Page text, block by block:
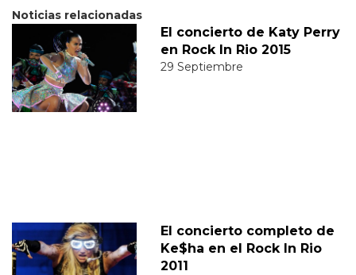
Noticias relacionadas
El concierto de Katy Perry
en Rock In Rio 2015
29 Septiembre
El concierto completo de
Ke$ha en el Rock In Rio
2011